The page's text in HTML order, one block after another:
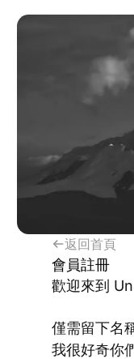
返回首頁
會員註冊
歡迎來到
僅需留下名
我很好奇你